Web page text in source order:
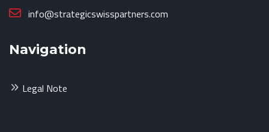
info@strategicswisspartners.com
Navigation
Legal Note